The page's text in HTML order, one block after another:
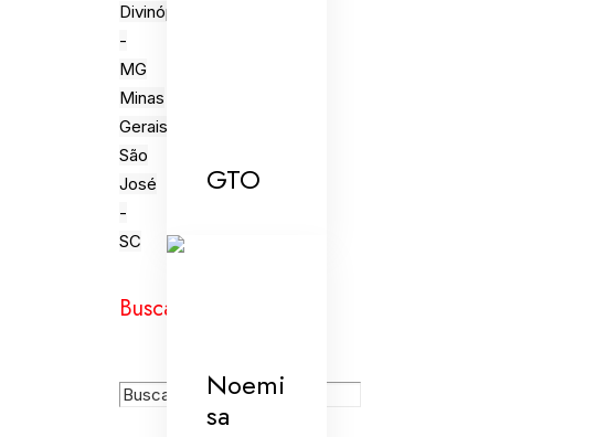
Divinópolis
-
MG
Minas
Gerais
São
José
-
SC
Busca
GTO
Noemi
sa